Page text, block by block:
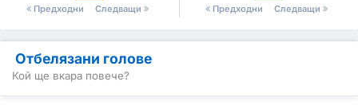
Предходни
Следващи
Предходни
Следващи
Отбелязани голове
Кой ще вкара повече?